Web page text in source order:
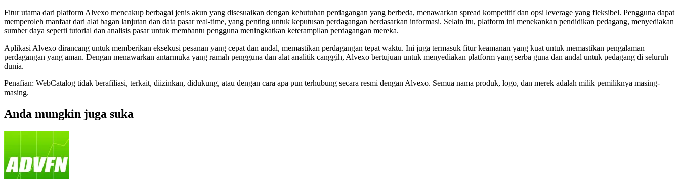
Fitur utama dari platform Alvexo mencakup berbagai jenis akun yang disesuaikan dengan kebutuhan perdagangan yang berbeda, menawarkan spread kompetitif dan opsi leverage yang fleksibel. Pengguna dapat
memperoleh manfaat dari alat bagan lanjutan dan data pasar real-time, yang penting untuk keputusan perdagangan berdasarkan informasi. Selain itu, platform ini menekankan pendidikan pedagang, menyediakan
sumber daya seperti tutorial dan analisis pasar untuk membantu pengguna meningkatkan keterampilan perdagangan mereka.
Aplikasi Alvexo dirancang untuk memberikan eksekusi pesanan yang cepat dan andal, memastikan perdagangan tepat waktu. Ini juga termasuk fitur keamanan yang kuat untuk memastikan pengalaman
perdagangan yang aman. Dengan menawarkan antarmuka yang ramah pengguna dan alat analitik canggih, Alvexo bertujuan untuk menyediakan platform yang serba guna dan andal untuk pedagang di seluruh
dunia.
Penafian: WebCatalog tidak berafiliasi, terkait, diizinkan, didukung, atau dengan cara apa pun terhubung secara resmi dengan Alvexo. Semua nama produk, logo, dan merek adalah milik pemiliknya masing-
masing.
Anda mungkin juga suka